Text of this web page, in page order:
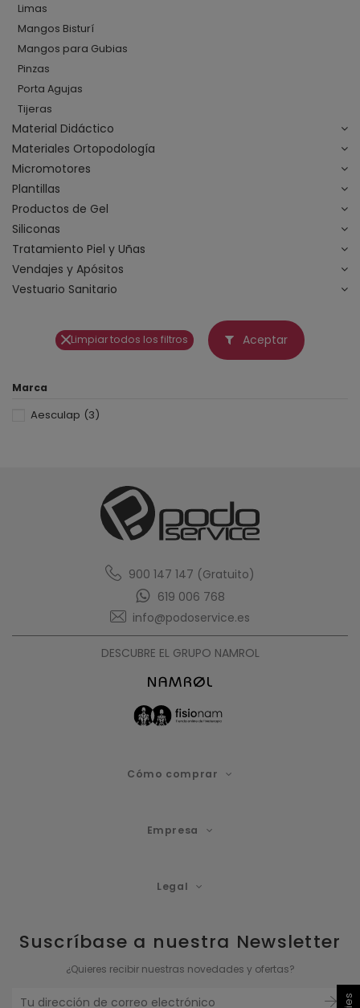
Limas
Mangos Bisturí
Mangos para Gubias
Pinzas
Porta Agujas
Tijeras
Material Didáctico
Materiales Ortopodología
Micromotores
Plantillas
Productos de Gel
Siliconas
Tratamiento Piel y Uñas
Vendajes y Apósitos
Vestuario Sanitario
Limpiar todos los filtros Aceptar
Marca
Aesculap (3)
900 147 147 (Gratuito)
619 006 768
info@podoservice.es
DESCUBRE EL GRUPO NAMROL
Cómo comprar
Empresa
Legal
Suscríbase a nuestra Newsletter
¿Quieres recibir nuestras novedades y ofertas?